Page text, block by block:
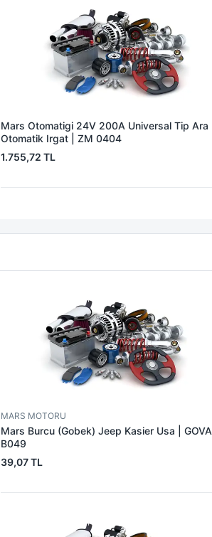
Mars Otomatigi 24V 200A Universal Tip Ara
Otomatik Irgat | ZM 0404
1.755,72 TL
MARS MOTORU
Mars Burcu (Gobek) Jeep Kasier Usa | GOVA
B049
39,07 TL